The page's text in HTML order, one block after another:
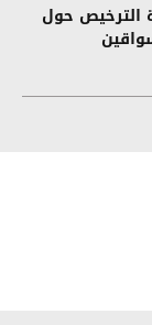
الترخيص حول